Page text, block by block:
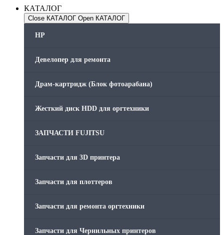
КАТАЛОГ
Close КАТАЛОГ Open КАТАЛОГ
HP
Девелопер для ремонта
Драм-картридж (Блок фотоарабана)
Жесткий диск HDD для оргтехники
ЗАПЧАСТИ FUJITSU
Запчасти для 3D принтера
Запчасти для плоттеров
Запчасти для ремонта оргтехники
Запчасти для Чернильных принтеров